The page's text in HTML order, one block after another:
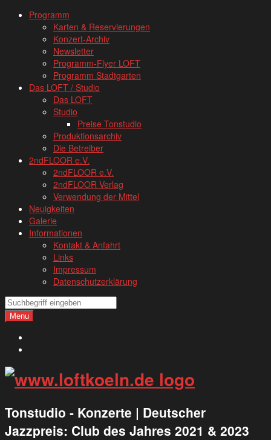
www.loftkoeln.de
navigation
Skip
Programm
Karten & Reservierungen
Konzert-Archiv
Newsletter
Programm-Flyer LOFT
Programm Stadtgarten
Das LOFT / Studio
Das LOFT
Studio
Preise Tonstudio
Produktionsarchiv
Die Betreiber
2ndFLOOR e.V.
2ndFLOOR e.V.
2ndFLOOR Verlag
Verwendung der Mittel
Neuigkeiten
Galerie
Informationen
Kontakt & Anfahrt
Links
Impressum
Datenschutzerklärung
Search
Search
Menu
Tonstudio - Konzerte | Deutscher
Jazzpreis: Club des Jahres 2021 & 2023